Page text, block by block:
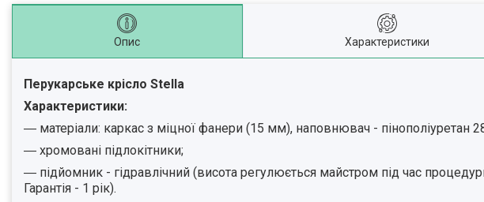
Опис Характеристики
Перукарське крісло Stella
Характеристики:
― матеріали: каркас з міцної фанери (15 мм), наповнювач - пінополіуретан
― хромовані підлокітники;
― підйомник - гідравлічний (висота регулюється майстром під час
Гарантія - 1 рік).